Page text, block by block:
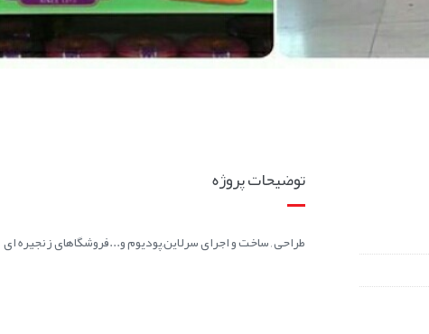
توضیحات پروژه
طراحی , ساخت و اجرای سرلاین,پودیوم و...فروشگاهای زنجیره ای